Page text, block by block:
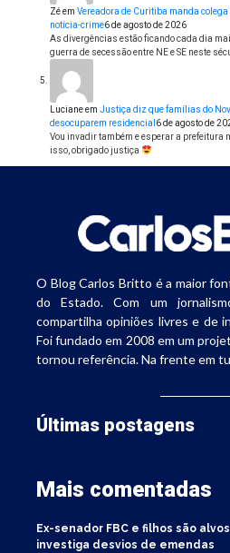
Zéem Vereadora de Curitiba manda colega
notícia-crime6 de agosto de 2026
As divergências estão ficando cada dia
guerra de secessão entre NE e SE neste
Lucianeem Justiça diz que famílias do
desocuparem residencial 6 de agosto de
Vou invadir também e esperar a prefeitura
isso, obrigado justiça
O Blog Carlos Britto é a maior
do Estado. Com um
compartilha opiniões livres e de
Foi fundado em 2008 em um
tornou referência. Na frente em
Últimas postagens
Mais comentadas
Ex-senador FBC e filhos são
investiga desvios de emendas